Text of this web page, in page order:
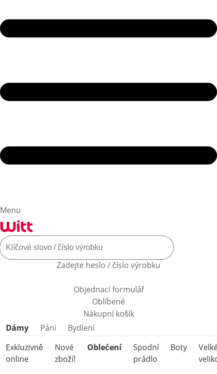
Menu
Zadejte heslo / číslo výrobku
Objednací formulář
Oblíbené
Nákupní košík
Přeskočit kategorie produktů
Dámy Páni
Bydlení
Exkluzivně
online
Nové
zboží!
Oblečení
Spodní
prádlo
Boty